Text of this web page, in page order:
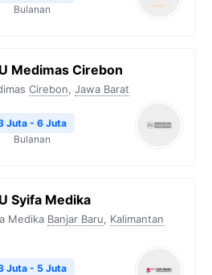
Bulanan
Medimas Cirebon
Cirebon, Jawa Barat
Juta - 6 Juta
Bulanan
Syifa Medika
Medika Banjar Baru, Kalimantan
Juta - 5 Juta